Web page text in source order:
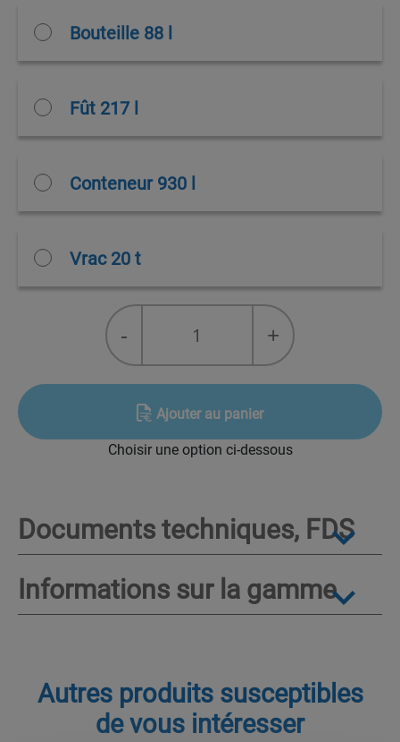
Bouteille 88 l
Fût 217 l
Conteneur 930 l
Vrac 20 t
NOVEXPANS™
HFC
245fa
- +
Ajouter au panier
Choisir une option ci-dessous
Documents techniques, FDS
Informations sur la gamme
Autres produits susceptibles
de vous intéresser